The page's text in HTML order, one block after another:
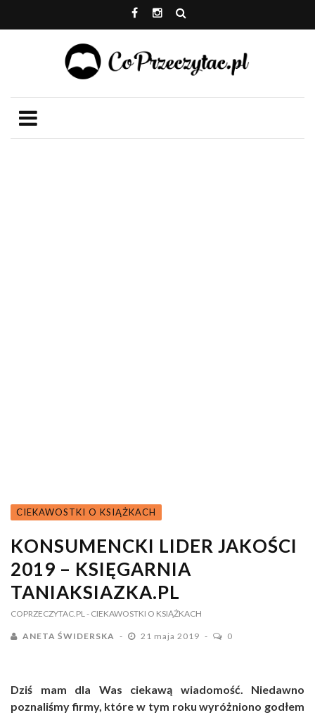
CIEKAWOSTKI O KSIĄŻKACH
KONSUMENCKI LIDER JAKOŚCI
2019 – KSIĘGARNIA
TANIAKSIAZKA.PL
COPRZECZYTAC.PL - CIEKAWOSTKI O KSIĄŻKACH
ANETA ŚWIDERSKA 21 maja 2019 0
Dziś mam dla Was ciekawą wiadomość. Niedawno
poznaliśmy firmy, które w tym roku wyróżniono godłem